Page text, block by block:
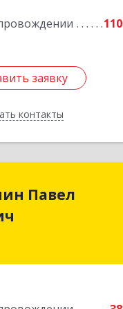
110
заявку
контакты
заявку
Назад
Павел
Павел
Михайлович